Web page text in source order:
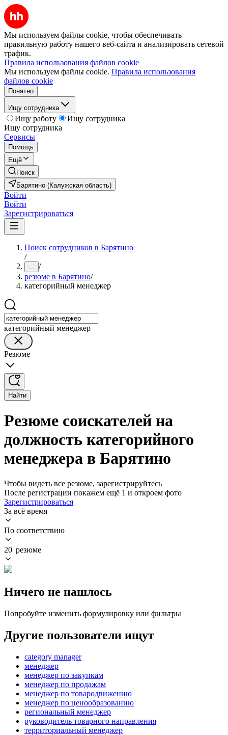
Мы используем файлы cookie, чтобы обеспечивать
правильную работу нашего веб-сайта и анализировать сетевой
трафик.
Правила использования файлов cookie
Мы используем файлы cookie. Правила использования
файлов cookie
Понятно
Ищу сотрудника
Ищу работу
Ищу сотрудника
Ищу сотрудника
Сервисы
Помощь
Ещё
Поиск
Барятино (Калужская область)
Войти
Войти
Зарегистрироваться
Поиск сотрудников в Барятино
/
... /
резюме в Барятино/
категорийный менеджер
категорийный менеджер
Резюме
Найти
Резюме соискателей на
должность категорийного
менеджера в Барятино
Чтобы видеть все резюме, зарегистрируйтесь
После регистрации покажем ещё 1 и откроем фото
Зарегистрироваться
За всё время
По соответствию
20 резюме
Ничего не нашлось
Попробуйте изменить формулировку или фильтры
Другие пользователи ищут
category manager
менеджер
менеджер по закупкам
менеджер по продажам
менеджер по товародвижению
менеджер по ценообразованию
региональный менеджер
руководитель товарного направления
территориальный менеджер